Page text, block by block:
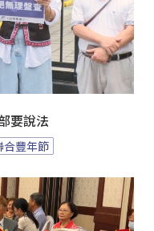
要說法
合豐年節